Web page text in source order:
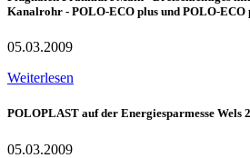
Kanalrohr - POLO-ECO plus und POLO-ECO
05.03.2009
Weiterlesen
POLOPLAST auf der Energiesparmesse Wels
05.03.2009